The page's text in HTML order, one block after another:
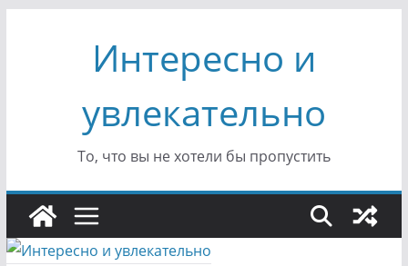
содержимомуИнтересно и
увлекательно
То, что вы не хотели бы пропустить